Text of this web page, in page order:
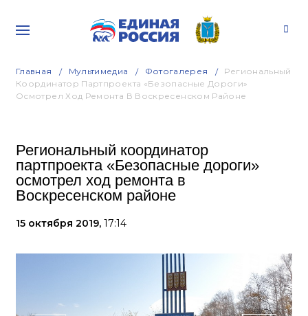
Главная Мультимедиа Фотогалерея
Региональный
Координатор Партпроекта «Безопасные Дороги»
Осмотрел Ход Ремонта В Воскресенском Районе
Региональный координатор
партпроекта «Безопасные дороги»
осмотрел ход ремонта в
Воскресенском районе
15 октября 2019, 17:14